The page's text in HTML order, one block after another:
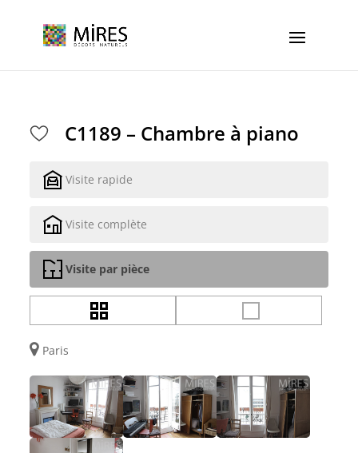
C1189 – Chambre à piano
Visite rapide
Visite complète
Visite par pièce
Paris